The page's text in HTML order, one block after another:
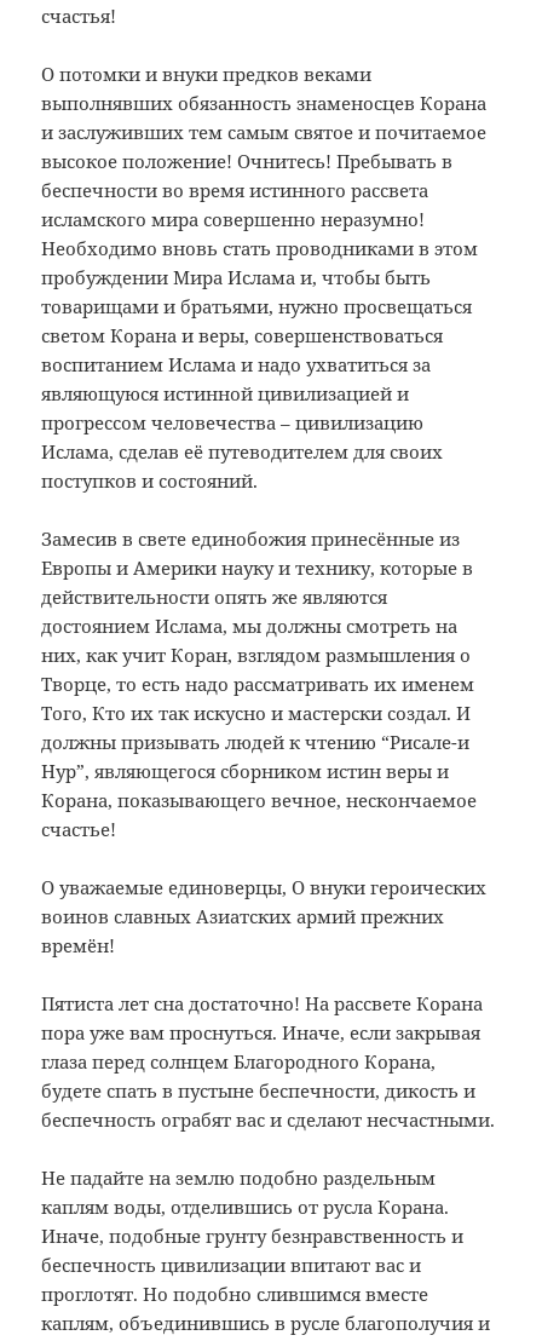
счастья!
О потомки и внуки предков веками
выполнявших обязанность знаменосцев Корана
и заслуживших тем самым святое и почитаемое
высокое положение! Очнитесь! Пребывать в
беспечности во время истинного рассвета
исламского мира совершенно неразумно!
Необходимо вновь стать проводниками в этом
пробуждении Мира Ислама и, чтобы быть
товарищами и братьями, нужно просвещаться
светом Корана и веры, совершенствоваться
воспитанием Ислама и надо ухватиться за
являющуюся истинной цивилизацией и
прогрессом человечества – цивилизацию
Ислама, сделав её путеводителем для своих
поступков и состояний.
Замесив в свете единобожия принесённые из
Европы и Америки науку и технику, которые в
действительности опять же являются
достоянием Ислама, мы должны смотреть на
них, как учит Коран, взглядом размышления о
Творце, то есть надо рассматривать их именем
Того, Кто их так искусно и мастерски создал. И
должны призывать людей к чтению “Рисале-и
Нур”, являющегося сборником истин веры и
Корана, показывающего вечное, нескончаемое
счастье!
О уважаемые единоверцы, О внуки героических
воинов славных Азиатских армий прежних
времён!
Пятиста лет сна достаточно! На рассвете Корана
пора уже вам проснуться. Иначе, если закрывая
глаза перед солнцем Благородного Корана,
будете спать в пустыне беспечности, дикость и
беспечность ограбят вас и сделают несчастными.
Не падайте на землю подобно раздельным
каплям воды, отделившись от русла Корана.
Иначе, подобные грунту безнравственность и
беспечность цивилизации впитают вас и
проглотят. Но подобно слившимся вместе
каплям, объединившись в русле благополучия и